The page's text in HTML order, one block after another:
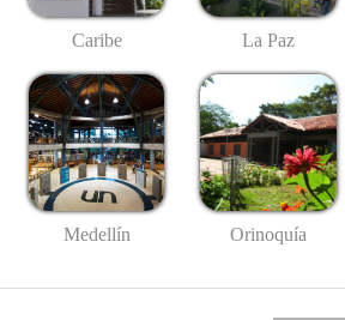
Caribe La Paz
Medellín Orinoquía